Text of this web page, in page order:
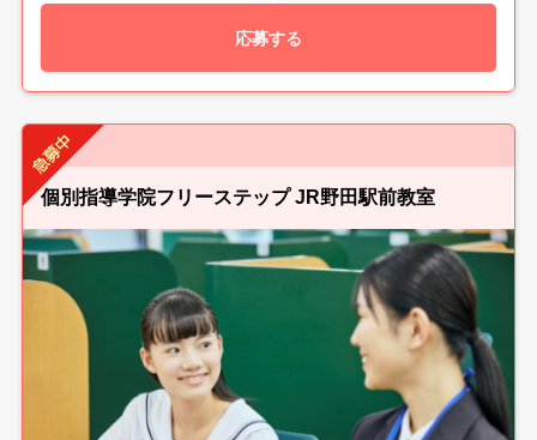
応募する
個別指導学院フリーステップ JR野田駅前教室